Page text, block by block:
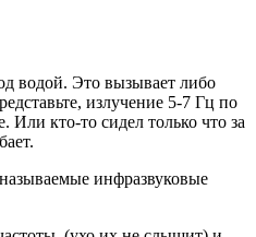
водой. Это вызывает либо
излучение 5-7 Гц по
Или кто-то сидел только что за
инфразвуковые